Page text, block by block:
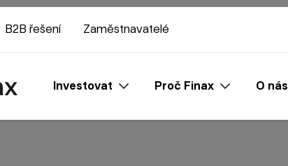
B2B řešení Zaměstnavatelé
Investovat Proč Finax O nás